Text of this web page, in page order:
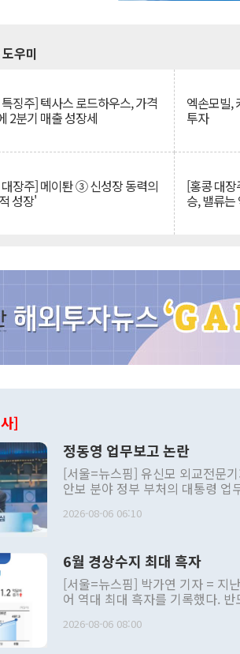
우미
징주] 텍사스 로드하우스, 가격
2분기 매출 성장세
엑손모빌,
투자
장주] 메이퇀 ③ 신성장 동력의
성장'
[홍콩 대
승, 밸류는
]
정동영 업무보고 논란
[서울=뉴스핌] 유신모 외교전문
안보 분야 정부 부처의 대통령 업
발언 중에는 정부 내 조율을 거치
주의적 희망에 근거한 비현실적
관의 대북 정책 관련 발언이 물의
관 부처 장관이 공개적으로 부정
관의 무리한 대북 접근법과 월권
다. [정동영 통일부 장관이 지난달 23일 오후 서울 종로구 정부서울청사에
2026-08-06 06:10
6월 경상수지 최대 흑자
[서울=뉴스핌] 박가연 기자 = 지
어 역대 최대 흑자를 기록했다.
료=한국은행] 한국은행이 6일 발표한 '2026년 6월 국제수지(잠정)'에 따르
2026-08-06 08:00